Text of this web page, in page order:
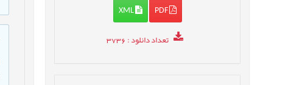
PDF
XML
تعداد دانلود: 3736